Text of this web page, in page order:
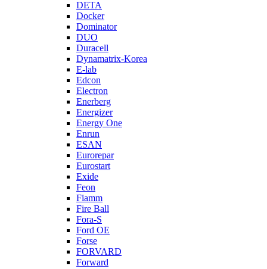
DETA
Docker
Dominator
DUO
Duracell
Dynamatrix-Korea
E-lab
Edcon
Electron
Enerberg
Energizer
Energy One
Enrun
ESAN
Eurorepar
Eurostart
Exide
Feon
Fiamm
Fire Ball
Fora-S
Ford OE
Forse
FORVARD
Forward